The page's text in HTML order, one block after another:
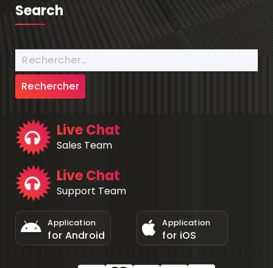
Search
Live Chat
Sales Team
Application
for Android
Application
for iOS
Live Chat
Support Team